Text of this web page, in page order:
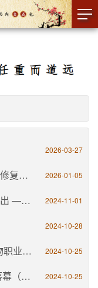
2026-03-27
一起为梦想奋斗为幸福打拼！文物修复师孔令伟：以榫卯匠心续写文化传承新篇章 2026-01-05
以赛为媒，让更多能工巧匠脱颖而出 —— 记2024年山东省文物职业技能竞赛 2024-11-01
2024-10-28
93名选手获奖！2024年山东省文物职业技能竞赛圆满落幕 2024-10-25
2024年山东省文物职业技能竞赛落幕（附获奖名单） 2024-10-25